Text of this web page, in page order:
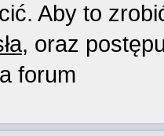
Aby to
, oraz
forum